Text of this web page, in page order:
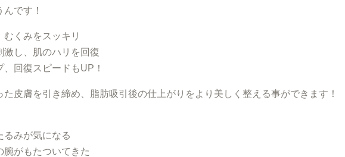
です！
くみをスッキリ
し、肌のハリを回復
回復スピードもUP！
た皮膚を引き締め、脂肪吸引後の仕上がりをより美しく整える事ができます！
るみが気になる
腕がもたついてきた